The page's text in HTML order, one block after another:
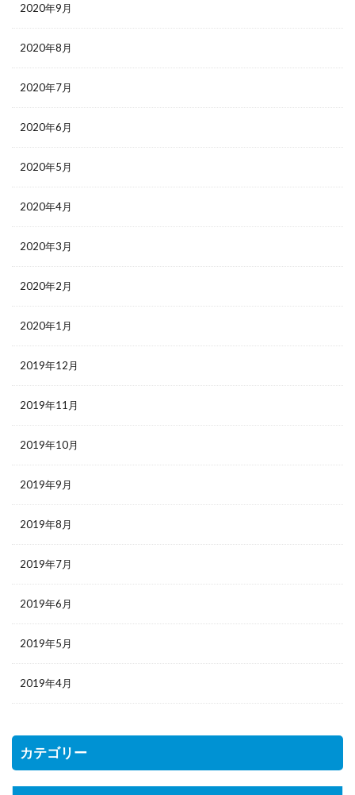
2020年9月
2020年8月
2020年7月
2020年6月
2020年5月
2020年4月
2020年3月
2020年2月
2020年1月
2019年12月
2019年11月
2019年10月
2019年9月
2019年8月
2019年7月
2019年6月
2019年5月
2019年4月
カテゴリー